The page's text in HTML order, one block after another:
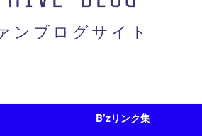
B’zリンク集